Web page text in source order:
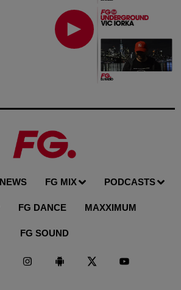
NEWS FG MIX PODCASTS
FG DANCE MAXXIMUM
FG SOUND